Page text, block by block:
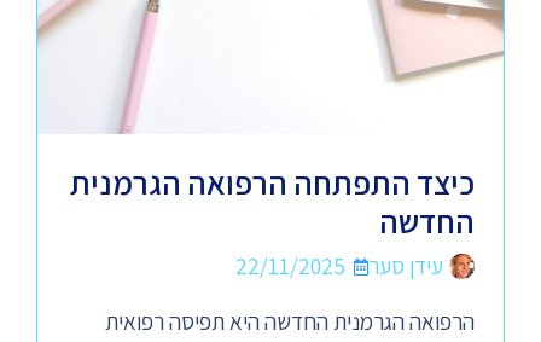
כיצד התפתחה הרפואה הגרמנית
החדשה
עידן סער
22/11/2025
הרפואה הגרמנית החדשה היא תפיסה רפואית